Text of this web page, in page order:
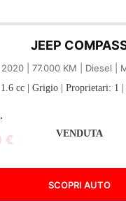
VENDUTA
JEEP
2020 | 77.000 KM | Diesel |
1.6 cc | Grigio | Proprietari: 1
€
SCOPRI AUTO